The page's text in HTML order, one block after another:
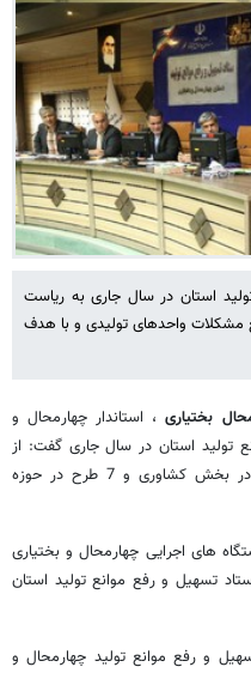
استان در سال جاری به ریاست
مشکلات واحدهای تولیدی و با هدف
بختیاری، استاندار چهارمحال و
تولید استان در سال جاری گفت: از
مجموع 11طرح های بررسی شده 4 طرح در بخش کشاوری و 7 طرح در حوزه
های اجرایی چهارمحال و بختیاری
تسهیل و رفع موانع تولید استان
و رفع موانع تولید چهارمحال و